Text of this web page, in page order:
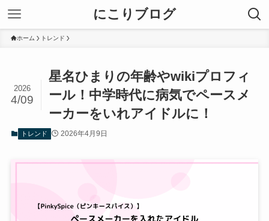
にこりブログ
ホーム トレンド
星名ひまりの年齢やwikiプロフィ
ール！中学時代に病気でペースメ
ーカーをいれアイドルに！
2026
4/09
トレンド 2026年4月9日